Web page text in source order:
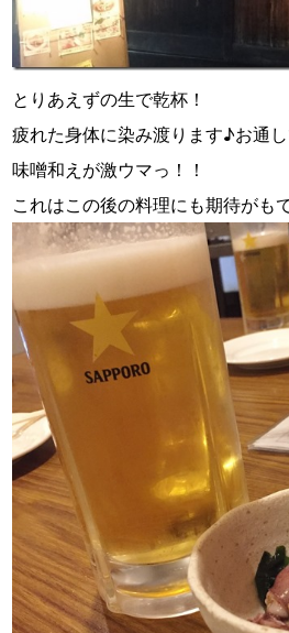
とりあえずの生で乾杯！
疲れた身体に染み渡ります♪お通
味噌和えが激ウマっ！！
これはこの後の料理にも期待がも